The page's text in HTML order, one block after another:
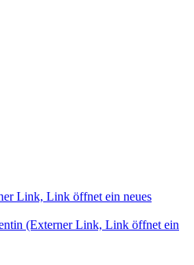
Link, Link öffnet ein neues
(Externer Link, Link öffnet ein